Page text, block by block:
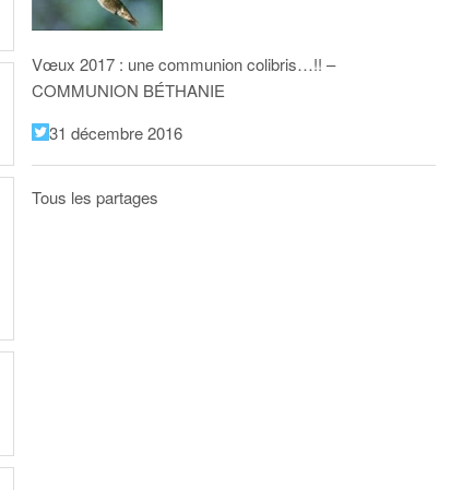
Vœux 2017 : une communion colibris…!! –
COMMUNION BÉTHANIE
31 décembre 2016
Tous les partages